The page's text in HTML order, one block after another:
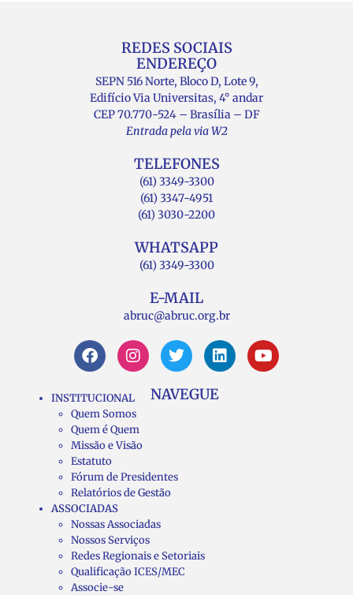
REDES SOCIAIS
ENDEREÇO
SEPN 516 Norte, Bloco D, Lote 9,
Edifício Via Universitas, 4° andar
CEP 70.770-524 – Brasília – DF
Entrada pela via W2
TELEFONES
(61) 3349-3300
(61) 3347-4951
(61) 3030-2200
WHATSAPP
(61) 3349-3300
E-MAIL
abruc@abruc.org.br
NAVEGUE
INSTITUCIONAL
Quem Somos
Quem é Quem
Missão e Visão
Estatuto
Fórum de Presidentes
Relatórios de Gestão
ASSOCIADAS
Nossas Associadas
Nossos Serviços
Redes Regionais e Setoriais
Qualificação ICES/MEC
Associe-se